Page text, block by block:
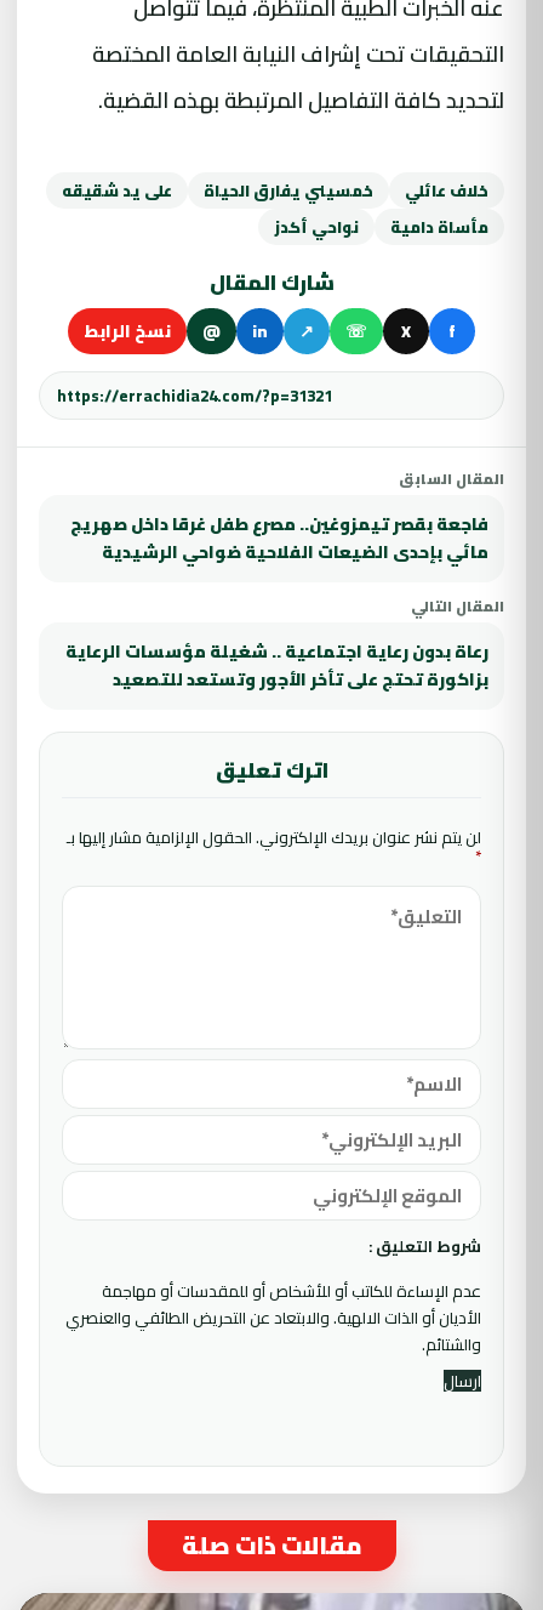
التحقيقات تحت إشراف النيابة العامة المختصة
لتحديد كافة التفاصيل المرتبطة بهذه القضية.
خلاف عائلي خمسيني يفارق الحياة
على يد شقيقه
مأساة دامية
نواحي أكدز
شارك المقال
f
X
☏
↗
in
@ نسخ الرابط
المقال السابق
فاجعة بقصر تيمزوغين.. مصرع طفل غرقا داخل صهريج
مائي بإحدى الضيعات الفلاحية ضواحي الرشيدية
المقال التالي
رعاة بدون رعاية اجتماعية .. شغيلة مؤسسات الرعاية
بزاكورة تحتج على تأخر الأجور وتستعد للتصعيد
اترك تعليق
لن يتم نشر عنوان بريدك الإلكتروني.الحقول الإلزامية مشار إليها بـ
*
شروط التعليق :
عدم الإساءة للكاتب أو للأشخاص أو للمقدسات أو مهاجمة
الأديان أو الذات الالهية. والابتعاد عن التحريض الطائفي والعنصري
والشتائم.
مقالات ذات صلة